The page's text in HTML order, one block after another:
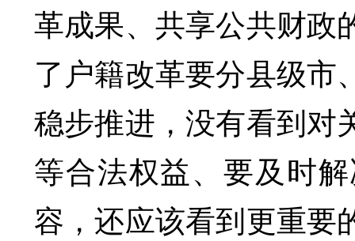
革成果、共享公共财政
了户籍改革要分县级市
稳步推进，没有看到对
等合法权益、要及时
容，还应该看到更重要